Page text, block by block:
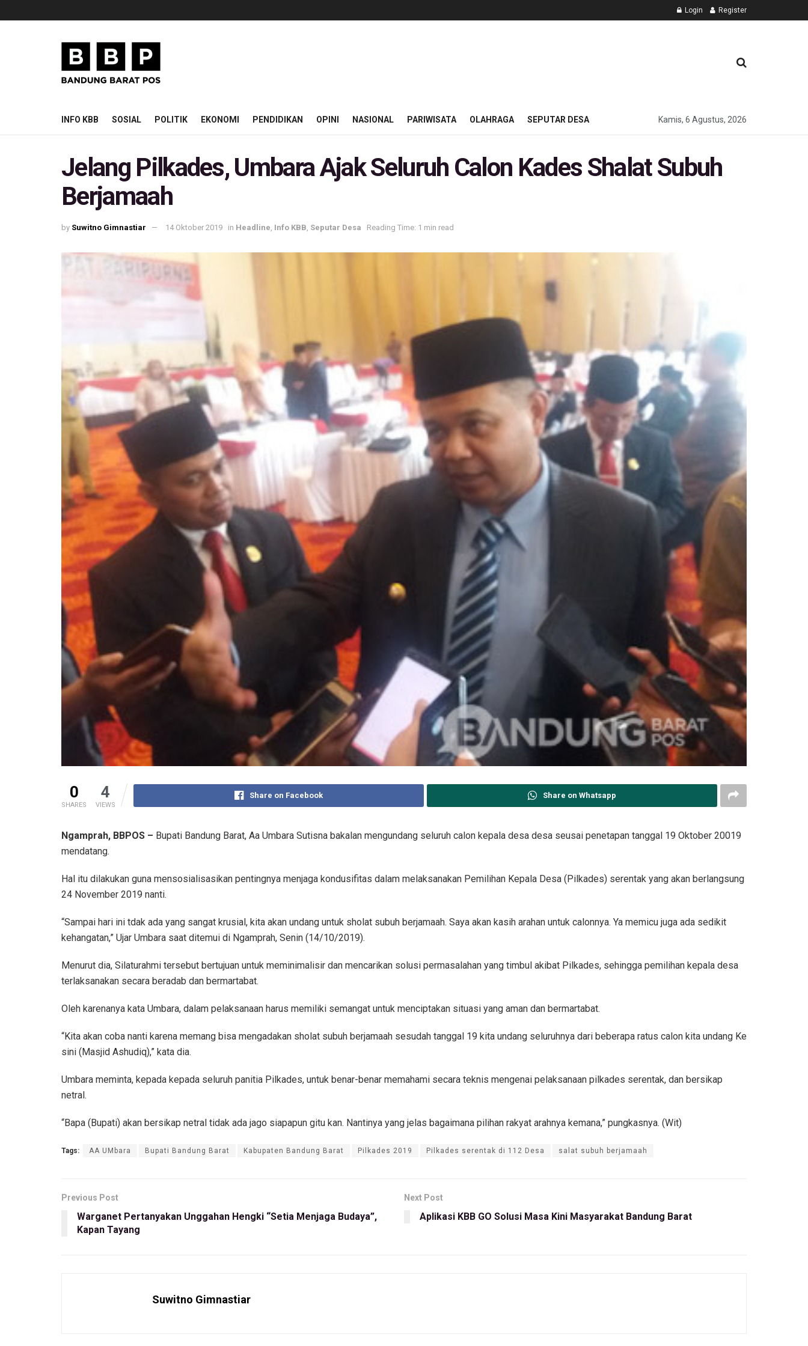
Login Register
INFO KBB SOSIAL POLITIK EKONOMI PENDIDIKAN OPINI NASIONAL PARIWISATA OLAHRAGA SEPUTAR DESA Kamis, 6 Agustus, 2026
Jelang Pilkades, Umbara Ajak Seluruh Calon Kades Shalat Subuh
Berjamaah
by Suwitno Gimnastiar 14 Oktober 2019 in Headline Info KBB Seputar Desa Reading Time: 1 min read
0
SHARES
4
VIEWS
Share on Facebook Share on Whatsapp
Ngamprah, BBPOS – Bupati Bandung Barat, Aa Umbara Sutisna bakalan mengundang seluruh calon kepala desa desa seusai penetapan tanggal 19 Oktober 20019
mendatang.
Hal itu dilakukan guna mensosialisasikan pentingnya menjaga kondusifitas dalam melaksanakan Pemilihan Kepala Desa (Pilkades) serentak yang akan berlangsung
24 November 2019 nanti.
“Sampai hari ini tdak ada yang sangat krusial, kita akan undang untuk sholat subuh berjamaah. Saya akan kasih arahan untuk calonnya. Ya memicu juga ada sedikit
kehangatan,” Ujar Umbara saat ditemui di Ngamprah, Senin (14/10/2019).
Menurut dia, Silaturahmi tersebut bertujuan untuk meminimalisir dan mencarikan solusi permasalahan yang timbul akibat Pilkades, sehingga pemilihan kepala desa
terlaksanakan secara beradab dan bermartabat.
Oleh karenanya kata Umbara, dalam pelaksanaan harus memiliki semangat untuk menciptakan situasi yang aman dan bermartabat.
“Kita akan coba nanti karena memang bisa mengadakan sholat subuh berjamaah sesudah tanggal 19 kita undang seluruhnya dari beberapa ratus calon kita undang Ke
sini (Masjid Ashudiq),” kata dia.
Umbara meminta, kepada kepada seluruh panitia Pilkades, untuk benar-benar memahami secara teknis mengenai pelaksanaan pilkades serentak, dan bersikap
netral.
“Bapa (Bupati) akan bersikap netral tidak ada jago siapapun gitu kan. Nantinya yang jelas bagaimana pilihan rakyat arahnya kemana,” pungkasnya. (Wit)
Tags: AA UMbara Bupati Bandung Barat Kabupaten Bandung Barat Pilkades 2019 Pilkades serentak di 112 Desa salat subuh berjamaah
Previous Post
Warganet Pertanyakan Unggahan Hengki “Setia Menjaga Budaya”,
Kapan Tayang
Next Post
Aplikasi KBB GO Solusi Masa Kini Masyarakat Bandung Barat
Suwitno Gimnastiar